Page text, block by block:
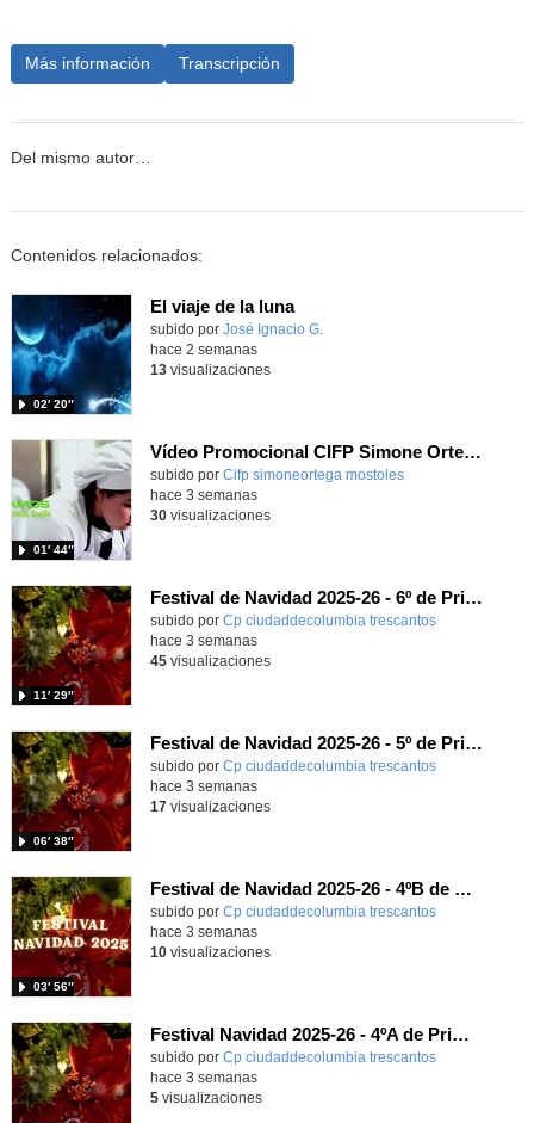
Más información Transcripción
Del mismo autor…
Contenidos relacionados:
El viaje de la luna
Contenido educativo.
subido por José Ignacio G.
02′ 20″
hace 2 semanas
13visualizaciones
Vídeo Promocional CIFP Simone Ortega
Contenido educativo.
subido por Cifp simoneortega mostoles
01′ 44″
-
hace 3 semanas
30visualizaciones
Festival de Navidad 2025-26 - 6º de Primaria
subido por Cp ciudaddecolumbia trescantos
11′ 29″
-
hace 3 semanas
45visualizaciones
Festival de Navidad 2025-26 - 5º de Primaria
subido por Cp ciudaddecolumbia trescantos
06′ 38″
-
hace 3 semanas
17visualizaciones
Festival de Navidad 2025-26 - 4ºB de Primaria
subido por Cp ciudaddecolumbia trescantos
03′ 56″
-
hace 3 semanas
10visualizaciones
Festival Navidad 2025-26 - 4ºA de Primaria
subido por Cp ciudaddecolumbia trescantos-
hace 3 semanas
5visualizaciones